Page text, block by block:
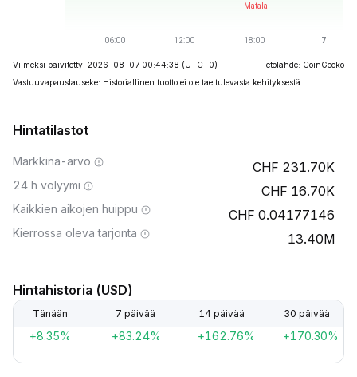
Viimeksi päivitetty: 2026-08-07 00:44:38 (UTC+0)
Tietolähde: CoinGecko
Vastuuvapauslauseke: Historiallinen tuotto ei ole tae tulevasta kehityksestä.
Hintatilastot
Markkina-arvo 231.70K
24 h volyymi 16.70K
Kaikkien aikojen huippu 0.04177146
Kierrossa oleva tarjonta 13.40M
Hintahistoria (USD)
Tänään 7 päivää 14 päivää 30 päivää
+8.35% +83.24% +162.76% +170.30%